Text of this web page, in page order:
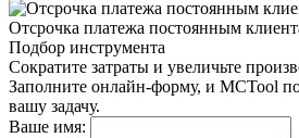
Отсрочка платежа постоянным
Подбор инструмента
Сократите затраты и увеличьте
Заполните онлайн-форму, и MCTool
вашу задачу.
Ваше имя: